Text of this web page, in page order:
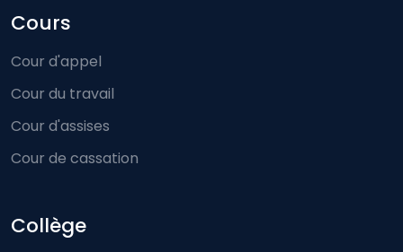
Cours
Cour d'appel
Cour du travail
Cour d'assises
Cour de cassation
Collège